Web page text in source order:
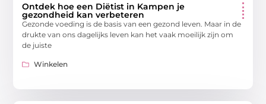
Ontdek hoe een Diëtist in Kampen je
gezondheid kan verbeteren
Gezonde voeding is de basis van een gezond leven. Maar in de
drukte van ons dagelijks leven kan het vaak moeilijk zijn om
de juiste
Winkelen